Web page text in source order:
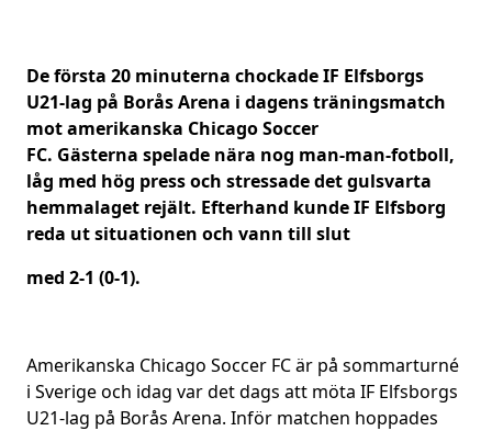
De första 20 minuterna chockade IF Elfsborgs
U21-lag på Borås Arena i dagens träningsmatch
mot amerikanska Chicago Soccer
FC. Gästerna spelade nära nog man-man-fotboll,
låg med hög press och stressade det gulsvarta
hemmalaget rejält. Efterhand kunde IF Elfsborg
reda ut situationen och vann till slut
med 2-1 (0-1).
Amerikanska Chicago Soccer FC är på sommarturné
i Sverige och idag var det dags att möta IF Elfsborgs
U21-lag på Borås Arena. Inför matchen hoppades